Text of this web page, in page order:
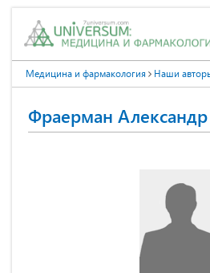
Медицина и фармакология Наши
Фраерман